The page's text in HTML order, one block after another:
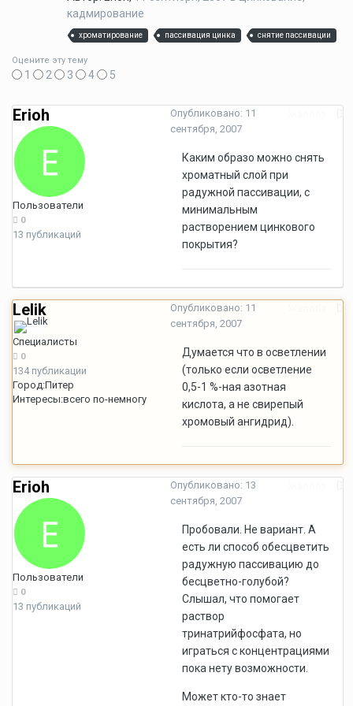
кадмирование
хроматирование пассивация цинка снятие пассивации
Оцените эту тему
1 2 3 4 5
Erioh
Пользователи
0
13 публикаций
Опубликовано: 11
сентября, 2007
Каким образо можно снять
хроматный слой при
радужной пассивации, с
минимальным
растворением цинкового
покрытия?
Lelik
Специалисты
0
134 публикации
Город:Питер
Интересы:всего по-немногу
Опубликовано: 11
сентября, 2007
Думается что в осветлении
(только если осветление
0,5-1 %-ная азотная
кислота, а не свирепый
хромовый ангидрид).
Erioh
Пользователи
0
13 публикаций
Опубликовано: 13
сентября, 2007
Пробовали. Не вариант. А
есть ли способ обесцветить
радужную пассивацию до
бесцветно-голубой?
Слышал, что помогает
раствор
тринатрийфосфата, но
играться с концентрациями
пока нету возможности.
Может кто-то знает